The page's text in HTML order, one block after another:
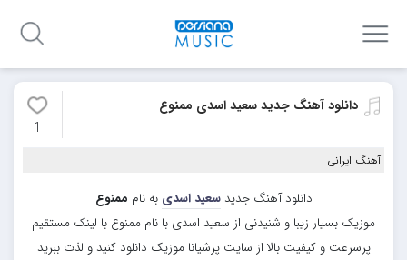
دانلود آهنگ جدید سعید اسدی ممنوع
1
آهنگ ایرانی
دانلود آهنگ جدیدسعید اسدی به نام ممنوع
موزیک بسیار زیبا و شنیدنی از سعید اسدی با نام ممنوع با لینک مستقیم
پرسرعت و کیفیت بالا از سایت پرشیانا موزیک دانلود کنید و لذت ببرید